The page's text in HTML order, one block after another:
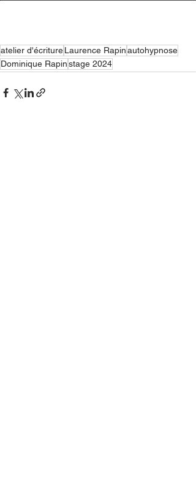
atelier d'écritureLaurence Rapinautohypnose
Dominique Rapinstage 2024